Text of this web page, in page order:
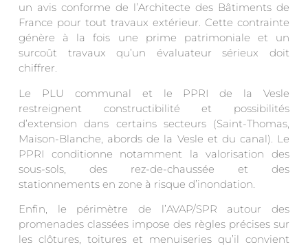
un avis conforme de l’Architecte des Bâtiments de
France pour tout travaux extérieur. Cette contrainte
génère à la fois une prime patrimoniale et un
surcoût travaux qu’un évaluateur sérieux doit
chiffrer.
Le PLU communal et le PPRI de la Vesle
restreignent constructibilité et possibilités
d’extension dans certains secteurs (Saint-Thomas,
Maison-Blanche, abords de la Vesle et du canal). Le
PPRI conditionne notamment la valorisation des
sous-sols, des rez-de-chaussée et des
stationnements en zone à risque d’inondation.
Enfin, le périmètre de l’AVAP/SPR autour des
promenades classées impose des règles précises sur
les clôtures, toitures et menuiseries qu’il convient